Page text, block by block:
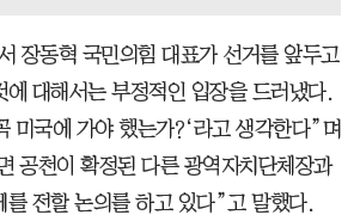
장동혁 국민의힘 대표가 선거를 앞두고
에 대해서는 부정적인 입장을 드러냈다.
미국에 가야 했는가?‘라고 생각한다”며
공천이 확정된 다른 광역자치단체장과
를 전할 논의를 하고 있다”고 말했다.